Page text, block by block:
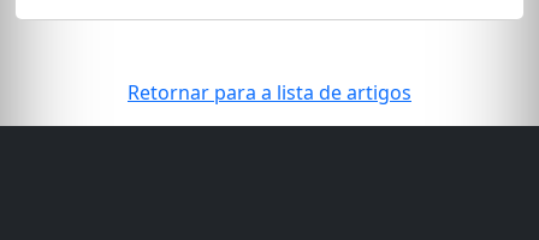
Retornar para a lista de artigos